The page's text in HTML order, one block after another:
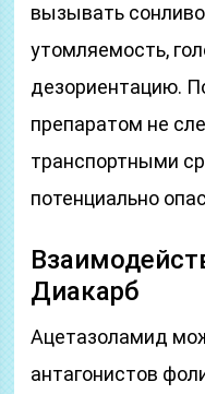
вызывать
утомляемость,
дезориентацию.
препаратом не
транспортными
потенциально
Диакарб
Ацетазоламид
антагонистов